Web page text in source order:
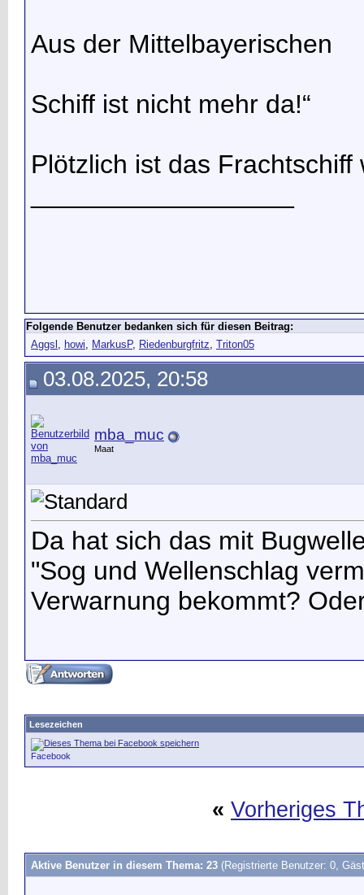
Aus der Mittelbayerischen
Schiff ist nicht mehr da!“
Plötzlich ist das Frachtschiff
Folgende Benutzer bedanken sich für diesen Beitrag:
Aggsl , howi, MarkusP, Riedenburgfritz, Triton05
03.08.2025, 20:58
mba_muc
Maat
Da hat sich das mit
"Sog und Wellenschlag
Verwarnung bekommt?
Lesezeichen
Facebook
« Vorheriges
Aktive Benutzer in diesem Thema: 23 (Registrierte Benutzer: 0,